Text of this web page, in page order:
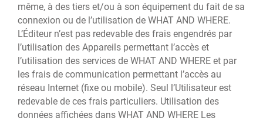
même, à des tiers et/ou à son équipement du fait de sa
connexion ou de l’utilisation de WHAT AND WHERE.
L’Éditeur n’est pas redevable des frais engendrés par
l’utilisation des Appareils permettant l’accès et
l’utilisation des services de WHAT AND WHERE et par
les frais de communication permettant l’accès au
réseau Internet (fixe ou mobile). Seul l’Utilisateur est
redevable de ces frais particuliers. Utilisation des
données affichées dans WHAT AND WHERE Les